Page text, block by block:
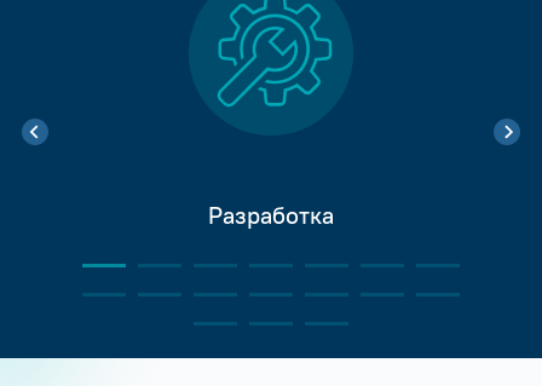
Разработка